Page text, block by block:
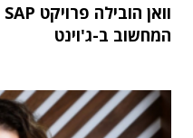
המחשוב ב-ג'וינט